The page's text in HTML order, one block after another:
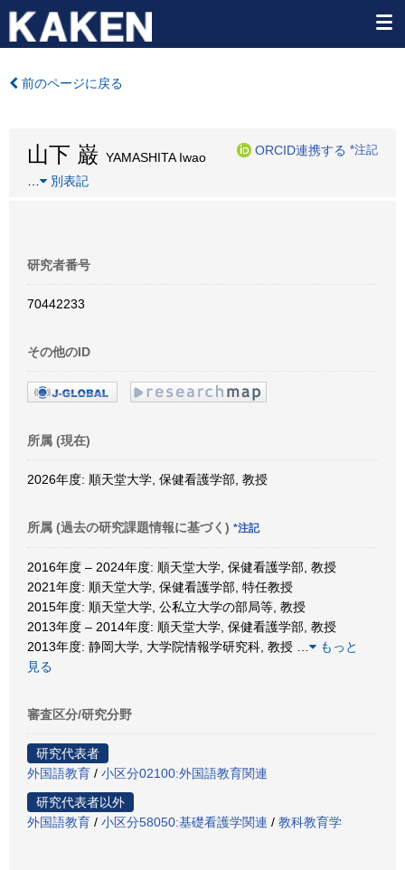
前のページに戻る
山下 巌 YAMASHITA Iwao
ORCID連携する *注記
別表記
研究者番号
70442233
その他のID
所属 (現在)
2026年度: 順天堂大学, 保健看護学部, 教授
所属 (過去の研究課題情報に基づく) *注記
2016年度 – 2024年度: 順天堂大学, 保健看護学部, 教授
2021年度: 順天堂大学, 保健看護学部, 特任教授
2015年度: 順天堂大学, 公私立大学の部局等, 教授
2013年度 – 2014年度: 順天堂大学, 保健看護学部, 教授
2013年度: 静岡大学, 大学院情報学研究科, 教授
もっと
見る
審査区分/研究分野
研究代表者
外国語教育 / 小区分02100:外国語教育関連
研究代表者以外
外国語教育 / 小区分58050:基礎看護学関連 / 教科教育学